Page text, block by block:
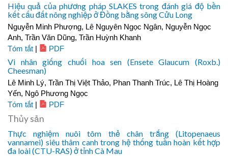
Hiệu quả của phương pháp SLAKES trong đánh giá độ bền
kết cấu đất nông nghiệp ở Đồng bằng sông Cửu Long
Nguyễn Minh Phượng, Lê Nguyên Ngọc Ngân, Nguyễn Ngọc
Anh, Trần Văn Dũng, Trần Huỳnh Khanh
Tóm tắt | PDF
Vi nhân giống chuối hoa sen (Ensete Glaucum (Roxb.)
Cheesman)
Lê Minh Lý, Trần Thị Việt Thảo, Phan Thanh Trúc, Lê Thị Hoàng
Yến, Ngô Phương Ngọc
Tóm tắt | PDF
Thủy sản
Thực nghiệm nuôi tôm thẻ chân trắng (Litopenaeus
vannamei) siêu thâm canh trong hệ thống tuần hoàn kết hợp
đa loài (CTU-RAS) ở tỉnh Cà Mau